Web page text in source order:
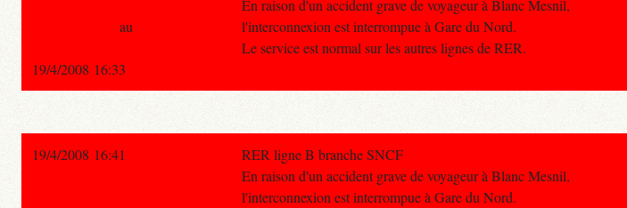
En raison d'un accident grave de voyageur à Blanc Mesnil,
l'interconnexion est interrompue à Gare du Nord.
Le service est normal sur les autres lignes de RER.
au
19/4/2008 16:33
19/4/2008 16:41
RER ligne B branche SNCF
En raison d'un accident grave de voyageur à Blanc Mesnil,
l'interconnexion est interrompue à Gare du Nord.